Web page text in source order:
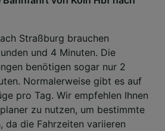
Straßburg brauchen
und 4 Minuten. Die
benötigen sogar nur 2
Normalerweise gibt es auf
pro Tag. Wir empfehlen Ihnen
zu nutzen, um bestimmte
da die Fahrzeiten variieren